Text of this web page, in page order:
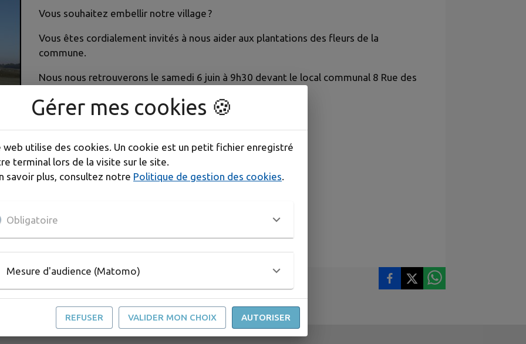
Vous souhaitez embellir notre village ?
Vous êtes cordialement invités à nous aider aux plantations des fleurs de la
commune.
Nous nous retrouverons le samedi 6 juin à 9h30 devant le local communal 8 Rue des
Si vous avez vos outils n'hésitez pas à les prendre
En vous remerciant pour votre participation.
L'équipe municipale.
Gérer mes cookies 🍪
web utilise des cookies. Un cookie est un petit fichier enregistré
terminal lors de la visite sur le site.
savoir plus, consultez notre Politique de gestion des cookies.
Obligatoire
Mesure d'audience (Matomo)
REFUSER VALIDER MON CHOIX AUTORISER